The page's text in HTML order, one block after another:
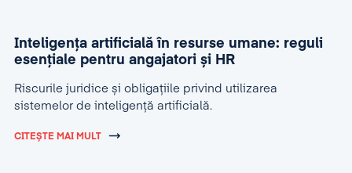
Inteligența artificială în resurse umane: reguli
esențiale pentru angajatori și HR
Riscurile juridice și obligațiile privind utilizarea
sistemelor de inteligență artificială.
CITEȘTE MAI MULT